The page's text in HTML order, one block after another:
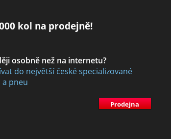
kol na prodejně!
osobně než na internetu?
do největší české specializované
pneu
Prodejna